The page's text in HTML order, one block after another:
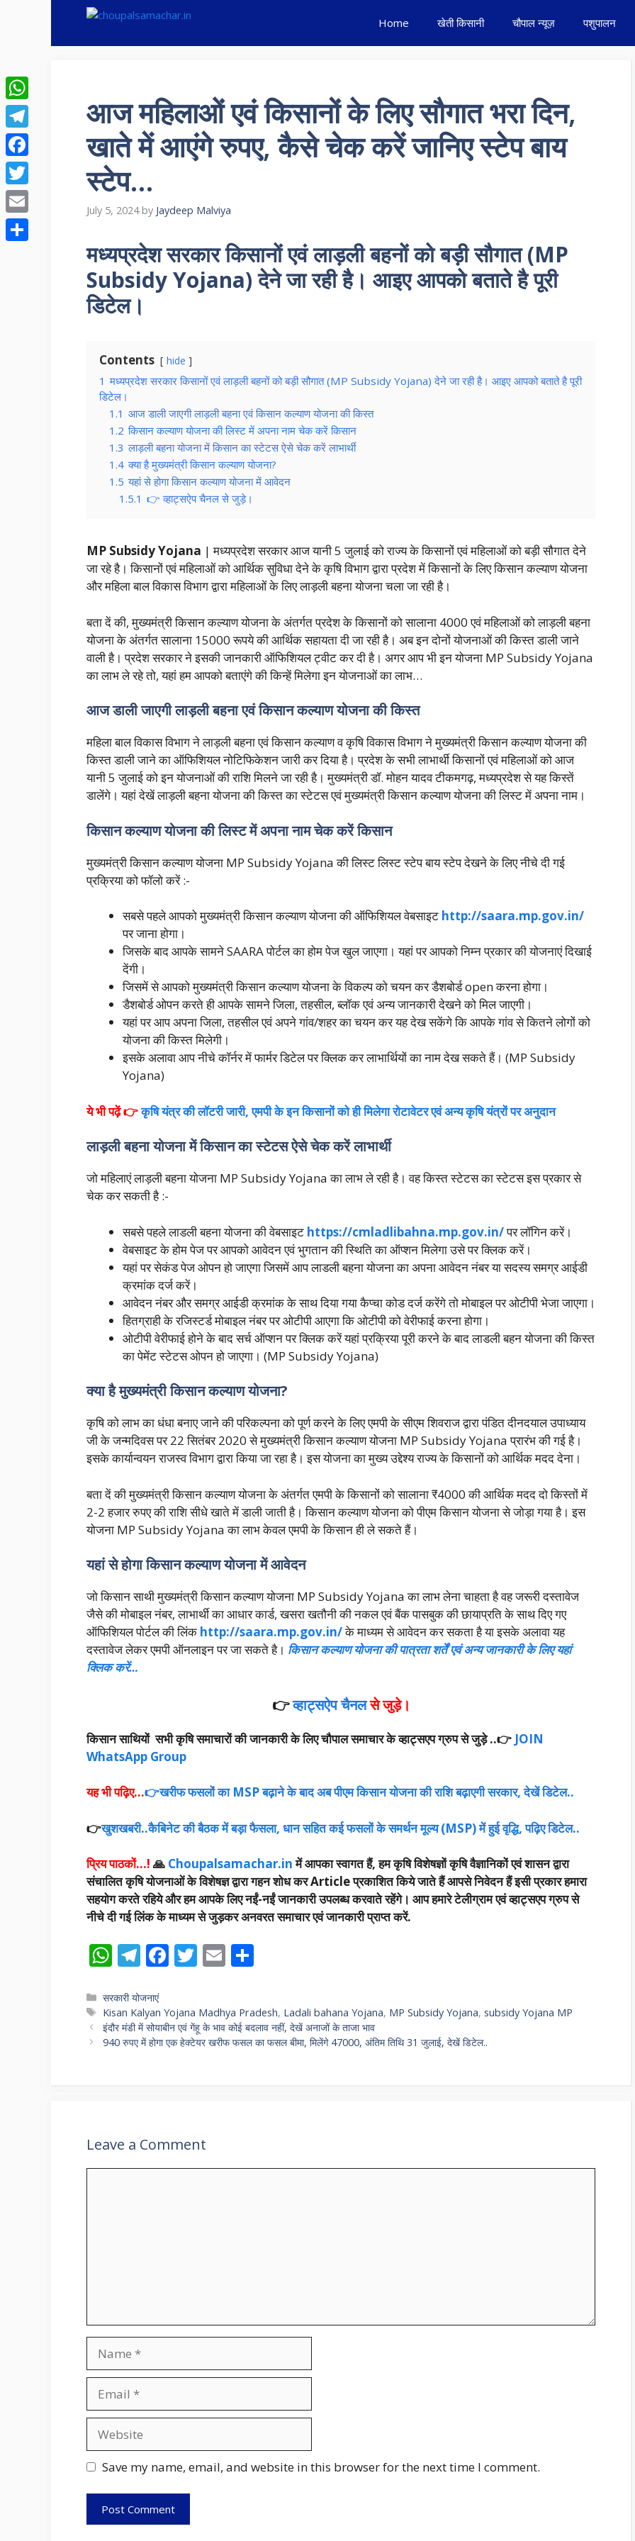
Home खेती किसानी चौपाल न्यूज़ पशुपालन
आज महिलाओं एवं किसानों के लिए सौगात भरा दिन,
खाते में आएंगे रुपए, कैसे चेक करें जानिए स्टेप बाय
स्टेप…
July 5, 2024 by Jaydeep Malviya
मध्यप्रदेश सरकार किसानों एवं लाड़ली बहनों को बड़ी सौगात (MP
Subsidy Yojana) देने जा रही है। आइए आपको बताते है पूरी
डिटेल।
Contents hide
1 मध्यप्रदेश सरकार किसानों एवं लाड़ली बहनों को बड़ी सौगात (MP Subsidy Yojana) देने जा रही है। आइए आपको बताते है पूरी
डिटेल।
1.1 आज डाली जाएगी लाड़ली बहना एवं किसान कल्याण योजना की किस्त
1.2 किसान कल्याण योजना की लिस्ट में अपना नाम चेक करें किसान
1.3 लाड़ली बहना योजना में किसान का स्टेटस ऐसे चेक करें लाभार्थी
1.4 क्या है मुख्यमंत्री किसान कल्याण योजना?
1.5 यहां से होगा किसान कल्याण योजना में आवेदन
1.5.1 👉 व्हाट्सऐप चैनल से जुड़े।
MP Subsidy Yojana | मध्यप्रदेश सरकार आज यानी 5 जुलाई को राज्य के किसानों एवं महिलाओं को बड़ी सौगात देने
जा रहे है। किसानों एवं महिलाओं को आर्थिक सुविधा देने के कृषि विभाग द्वारा प्रदेश में किसानों के लिए किसान कल्याण योजना
और महिला बाल विकास विभाग द्वारा महिलाओं के लिए लाड़ली बहना योजना चला जा रही है।
बता दें की, मुख्यमंत्री किसान कल्याण योजना के अंतर्गत प्रदेश के किसानों को सालाना 4000 एवं महिलाओं को लाड़ली बहना
योजना के अंतर्गत सालाना 15000 रूपये की आर्थिक सहायता दी जा रही है। अब इन दोनों योजनाओं की किस्त डाली जाने
वाली है। प्रदेश सरकार ने इसकी जानकारी ऑफिशियल ट्वीट कर दी है। अगर आप भी इन योजना MP Subsidy Yojana
का लाभ ले रहे तो, यहां हम आपको बताएंगे की किन्हें मिलेगा इन योजनाओं का लाभ…
आज डाली जाएगी लाड़ली बहना एवं किसान कल्याण योजना की किस्त
महिला बाल विकास विभाग ने लाड़ली बहना एवं किसान कल्याण व कृषि विकास विभाग ने मुख्यमंत्री किसान कल्याण योजना की
किस्त डाली जाने का ऑफिशियल नोटिफिकेशन जारी कर दिया है। प्रदेश के सभी लाभार्थी किसानों एवं महिलाओं को आज
यानी 5 जुलाई को इन योजनाओं की राशि मिलने जा रही है। मुख्यमंत्री डॉ. मोहन यादव टीकमगढ़, मध्यप्रदेश से यह किस्तें
डालेंगे। यहां देखें लाड़ली बहना योजना की किस्त का स्टेटस एवं मुख्यमंत्री किसान कल्याण योजना की लिस्ट में अपना नाम।
किसान कल्याण योजना की लिस्ट में अपना नाम चेक करें किसान
मुख्यमंत्री किसान कल्याण योजना MP Subsidy Yojana की लिस्ट लिस्ट स्टेप बाय स्टेप देखने के लिए नीचे दी गई
प्रक्रिया को फॉलो करें :-
सबसे पहले आपको मुख्यमंत्री किसान कल्याण योजना की ऑफिशियल वेबसाइट http://saara.mp.gov.in/
पर जाना होगा।
जिसके बाद आपके सामने SAARA पोर्टल का होम पेज खुल जाएगा। यहां पर आपको निम्न प्रकार की योजनाएं दिखाई
देंगी।
जिसमें से आपको मुख्यमंत्री किसान कल्याण योजना के विकल्प को चयन कर डैशबोर्ड open करना होगा।
डैशबोर्ड ओपन करते ही आपके सामने जिला, तहसील, ब्लॉक एवं अन्य जानकारी देखने को मिल जाएगी।
यहां पर आप अपना जिला, तहसील एवं अपने गांव/शहर का चयन कर यह देख सकेंगे कि आपके गांव से कितने लोगों को
योजना की किस्त मिलेगी।
इसके अलावा आप नीचे कॉर्नर में फार्मर डिटेल पर क्लिक कर लाभार्थियों का नाम देख सकते हैं। (MP Subsidy
Yojana)
ये भी पढ़ें 👉कृषि यंत्र की लॉटरी जारी, एमपी के इन किसानों को ही मिलेगा रोटावेटर एवं अन्य कृषि यंत्रों पर अनुदान
लाड़ली बहना योजना में किसान का स्टेटस ऐसे चेक करें लाभार्थी
जो महिलाएं लाड़ली बहना योजना MP Subsidy Yojana का लाभ ले रही है। वह किस्त स्टेटस का स्टेटस इस प्रकार से
चेक कर सकती है :-
सबसे पहले लाडली बहना योजना की वेबसाइट https://cmladlibahna.mp.gov.in/पर लॉगिन करें।
वेबसाइट के होम पेज पर आपको आवेदन एवं भुगतान की स्थिति का ऑप्शन मिलेगा उसे पर क्लिक करें।
यहां पर सेकंड पेज ओपन हो जाएगा जिसमें आप लाडली बहना योजना का अपना आवेदन नंबर या सदस्य समग्र आईडी
क्रमांक दर्ज करें।
आवेदन नंबर और समग्र आईडी क्रमांक के साथ दिया गया कैप्चा कोड दर्ज करेंगे तो मोबाइल पर ओटीपी भेजा जाएगा।
हितग्राही के रजिस्टर्ड मोबाइल नंबर पर ओटीपी आएगा कि ओटीपी को वेरीफाई करना होगा।
ओटीपी वेरीफाई होने के बाद सर्च ऑप्शन पर क्लिक करें यहां प्रक्रिया पूरी करने के बाद लाडली बहन योजना की किस्त
का पेमेंट स्टेटस ओपन हो जाएगा। (MP Subsidy Yojana)
क्या है मुख्यमंत्री किसान कल्याण योजना?
कृषि को लाभ का धंधा बनाए जाने की परिकल्‍पना को पूर्ण करने के लिए एमपी के सीएम शिवराज द्वारा पंडित दीनदयाल उपाध्याय
जी के जन्मदिवस पर 22 सितंबर 2020 से मुख्यमंत्री किसान कल्याण योजना MP Subsidy Yojana प्रारंभ की गई है।
इसके कार्यान्वयन राजस्व विभाग द्वारा किया जा रहा है। इस योजना का मुख्य उद्देश्य राज्य के किसानों को आर्थिक मदद देना।
बता दें की मुख्यमंत्री किसान कल्याण योजना के अंतर्गत एमपी के किसानों को सालाना ₹4000 की आर्थिक मदद दो किस्तों में
2-2 हजार रुपए की राशि सीधे खाते में डाली जाती है। किसान कल्याण योजना को पीएम किसान योजना से जोड़ा गया है। इस
योजना MP Subsidy Yojana का लाभ केवल एमपी के किसान ही ले सकते हैं।
यहां से होगा किसान कल्याण योजना में आवेदन
जो किसान साथी मुख्यमंत्री किसान कल्याण योजना MP Subsidy Yojana का लाभ लेना चाहता है वह जरूरी दस्तावेज
जैसे की मोबाइल नंबर, लाभार्थी का आधार कार्ड, खसरा खतौनी की नकल एवं बैंक पासबुक की छायाप्रति के साथ दिए गए
ऑफिशियल पोर्टल की लिंक http://saara.mp.gov.in/के माध्यम से आवेदन कर सकता है या इसके अलावा यह
दस्तावेज लेकर एमपी ऑनलाइन पर जा सकते है। किसान कल्याण योजना की पात्रता शर्तें एवं अन्य जानकारी के लिए यहां
क्लिक करें…
👉व्हाट्सऐप चैनलसे जुड़े।
किसान साथियों सभी कृषि समाचारों की जानकारी के लिए चौपाल समाचार के व्हाट्सएप ग्रुप से जुड़े ..👉 JOIN
WhatsApp Group
यह भी पढ़िए…👉खरीफ फसलों का MSP बढ़ाने के बाद अब पीएम किसान योजना की राशि बढ़ाएगी सरकार, देखें डिटेल..
👉खुशखबरी..कैबिनेट की बैठक में बड़ा फैसला, धान सहित कई फसलों के समर्थन मूल्य (MSP) में हुई वृद्धि, पढ़िए डिटेल..
प्रिय पाठकों…! 🙏 Choupalsamachar.inमें आपका स्वागत हैं, हम कृषि विशेषज्ञों कृषि वैज्ञानिकों एवं शासन द्वारा
संचालित कृषि योजनाओं के विशेषज्ञ द्वारा गहन शोध कर Article प्रकाशित किये जाते हैं आपसे निवेदन हैं इसी प्रकार हमारा
सहयोग करते रहिये और हम आपके लिए नईं-नईं जानकारी उपलब्ध करवाते रहेंगे। आप हमारे टेलीग्राम एवं व्हाट्सएप ग्रुप से
नीचे दी गई लिंक के माध्यम से जुड़कर अनवरत समाचार एवं जानकारी प्राप्त करें.
W
at
s
A
T
e
gr
a
F
b
o
T
itt
er
E
l
ar
e
Categories
सरकारी योजनाएं
Tags
Kisan Kalyan Yojana Madhya Pradesh, Ladali bahana Yojana, MP Subsidy Yojana,subsidy Yojana MP
इंदौर मंडी में सोयाबीन एवं गेंहू के भाव कोई बदलाव नहीं, देखें अनाजों के ताजा भाव
940 रुपए में होगा एक हेक्टेयर खरीफ फसल का फसल बीमा, मिलेंगे 47000, अंतिम तिथि 31 जुलाई, देखें डिटेल..
Leave a Comment
Save my name, email, and website in this browser for the next time I comment.
WhatsApp
Telegram
Facebook
Twitter
Email